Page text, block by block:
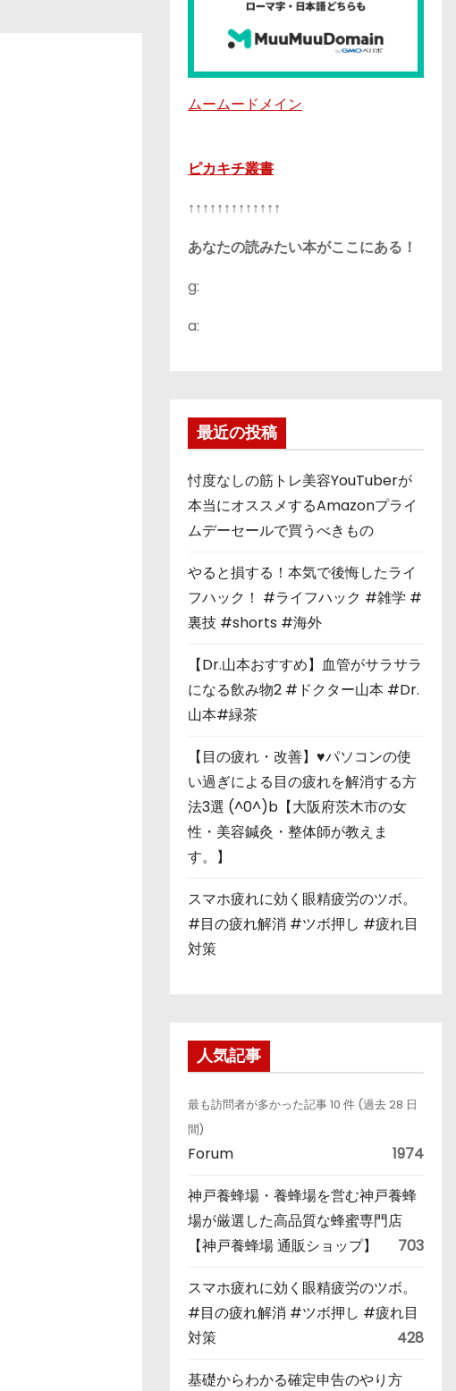
ムームードメイン
ピカキチ叢書
↑↑↑↑↑↑↑↑↑↑↑↑↑
あなたの読みたい本がここにある！
g:
a:
最近の投稿
忖度なしの筋トレ美容YouTuberが
本当にオススメするAmazonプライ
ムデーセールで買うべきもの
やると損する！本気で後悔したライ
フハック！ #ライフハック #雑学 #
裏技 #shorts #海外
【Dr.山本おすすめ】血管がサラサラ
になる飲み物2 #ドクター山本 #Dr.
山本#緑茶
【目の疲れ・改善】♥パソコンの使
い過ぎによる目の疲れを解消する方
法3選 (^0^)b【大阪府茨木市の女
性・美容鍼灸・整体師が教えま
す。】
スマホ疲れに効く眼精疲労のツボ。
#目の疲れ解消 #ツボ押し #疲れ目
対策
人気記事
最も訪問者が多かった記事 10 件 (過去 28 日
間)
Forum 1974
神戸養蜂場・養蜂場を営む神戸養蜂
場が厳選した高品質な蜂蜜専門店
【神戸養蜂場 通販ショップ】
703
スマホ疲れに効く眼精疲労のツボ。
#目の疲れ解消 #ツボ押し #疲れ目
対策
428
基礎からわかる確定申告のやり方